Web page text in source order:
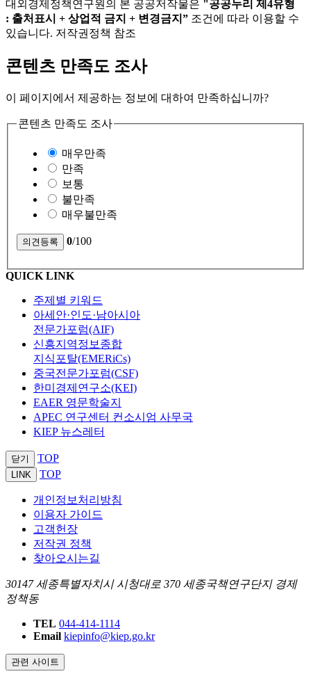
대외경제정책연구원의 본 공공저작물은 "공공누리 제4유형
: 출처표시 + 상업적 금지 + 변경금지” 조건에 따라 이용할 수
있습니다. 저작권정책 참조
콘텐츠 만족도 조사
이 페이지에서 제공하는 정보에 대하여 만족하십니까?
콘텐츠 만족도 조사
매우만족
만족
보통
불만족
매우불만족
0/100
QUICK LINK
주제별 키워드
아세안·인도·남아시아
전문가포럼(AIF)
신흥지역정보종합
지식포탈(EMERiCs)
중국전문가포럼(CSF)
한미경제연구소(KEI)
EAER 영문학술지
APEC 연구센터 컨소시엄 사무국
KIEP 뉴스레터
닫기 TOP
LINK TOP
개인정보처리방침
이용자 가이드
고객헌장
저작권 정책
찾아오시는길
30147 세종특별자치시 시청대로 370 세종국책연구단지 경제
정책동
TEL 044-414-1114
Email kiepinfo@kiep.go.kr
관련 사이트